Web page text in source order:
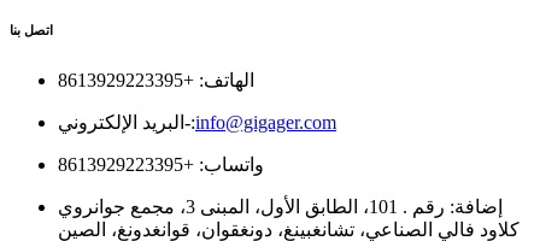
اتصل بنا
الهاتف: +8613929223395
البريد الإلكتروني-:info@gigager.com
واتساب: +8613929223395
إضافة: رقم . 101، الطابق الأول، المبنى 3، مجمع جوانروي
كلاود فالي الصناعي، تشانغبينغ، دونغقوان، قوانغدونغ، الصين